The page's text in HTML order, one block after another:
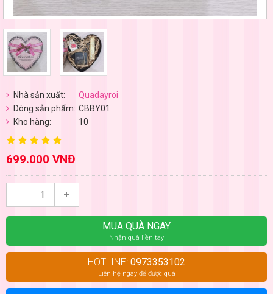
Nhà sản xuất:
Quadayroi
Dòng sản phẩm: CBBY01
Kho hàng:
10
699.000 VNĐ
MUA QUÀ NGAY
Nhận quà liền tay
HOTLINE: 0973353102
Liên hệ ngay để được quà